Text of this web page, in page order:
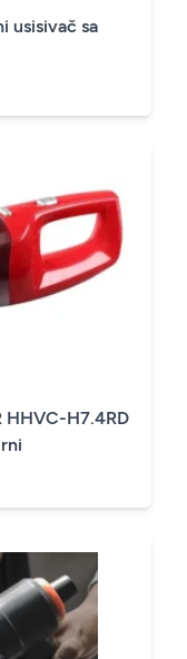
usisivač sa
HHVC-H7.4RD